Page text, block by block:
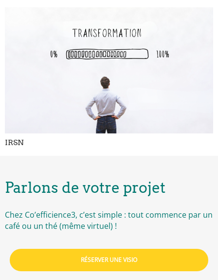
IRSN
Parlons de votre projet
Chez Co’efficience3, c’est simple : tout commence par un
café ou un thé (même virtuel) !
RÉSERVER UNE VISIO